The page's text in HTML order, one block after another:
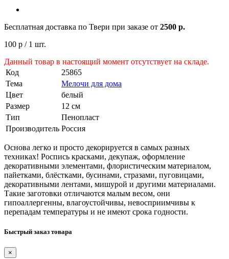
Бесплатная доставка по Твери при заказе от 2500 р.
100 р / 1 шт.
Данный товар в настоящий момент отсутствует на складе.
Код
25865
Тема
Мелочи для дома
Цвет
белый
Размер
12 см
Тип
Пенопласт
Производитель Россия
Основа легко и просто декорируется в самых разных
техниках! Роспись красками, декупаж, оформление
декоративными элементами, флористическим материалом,
пайетками, блёстками, бусинами, стразами, пуговицами,
декоративными лентами, мишурой и другими материалами.
Такие заготовки отличаются малым весом, они
гипоаллергенны, влагоустойчивы, невосприимчивы к
перепадам температуры и не имеют срока годности.
Быстрый заказ товара
×